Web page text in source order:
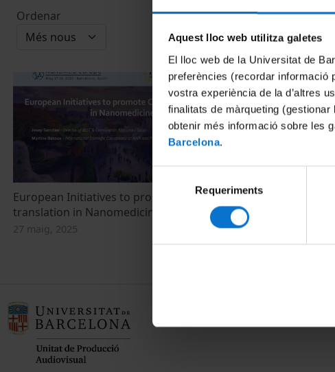
Aquest lloc web utilitza galetes
El lloc web de la Universitat de
preferències (recordar informació
vostra experiència de la d’altres
finalitats de màrqueting
obtenir més informació sobre les
Barcelona.
consentiment
Requeriments
Ordenar
European Initiatives to promote Clinical
translation in Nanomedicine
27 maig, 2025